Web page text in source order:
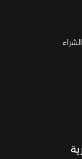
علم الوراثة والأورام